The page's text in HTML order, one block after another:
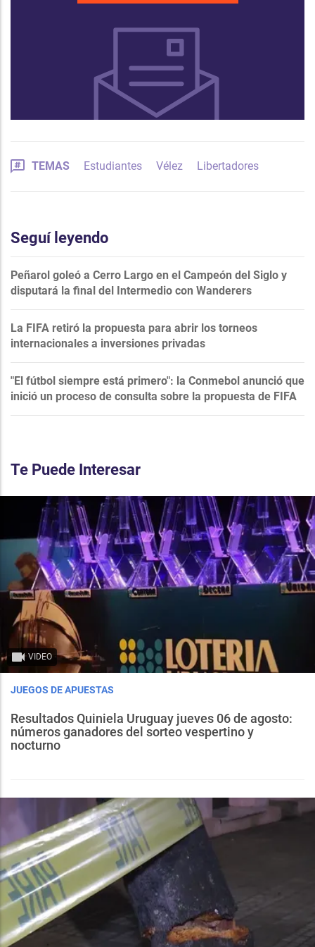
TEMAS Estudiantes Vélez Libertadores
Seguí leyendo
Peñarol goleó a Cerro Largo en el Campeón del Siglo y
disputará la final del Intermedio con Wanderers
La FIFA retiró la propuesta para abrir los torneos
internacionales a inversiones privadas
"El fútbol siempre está primero": la Conmebol anunció que
inició un proceso de consulta sobre la propuesta de FIFA
Te Puede Interesar
VIDEO
JUEGOS DE APUESTAS
Resultados Quiniela Uruguay jueves 06 de agosto:
números ganadores del sorteo vespertino y
nocturno